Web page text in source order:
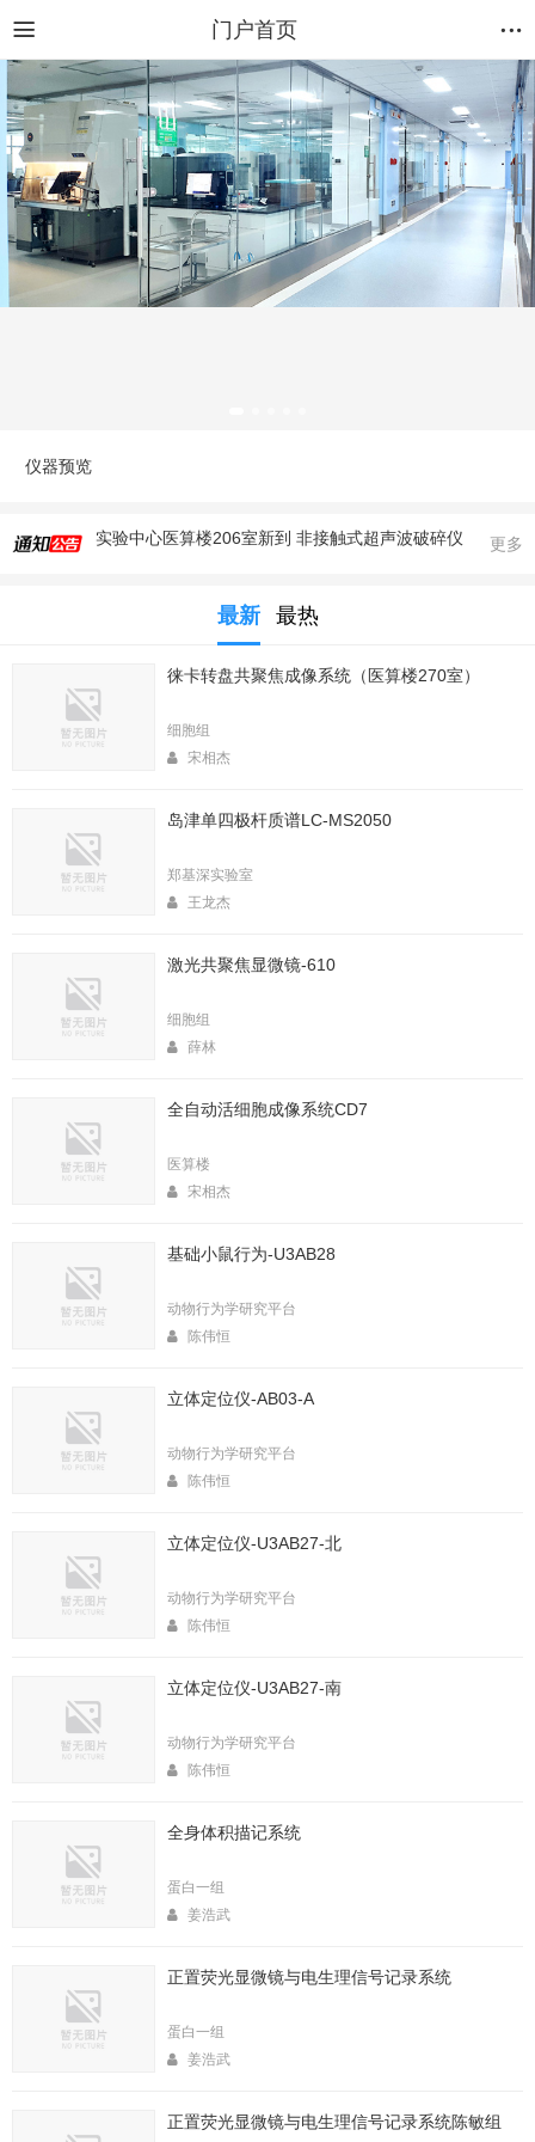
门户首页
仪器预览
2025年秋季大型仪器培训安排
生命科学实验中心2025年暑期值班表
2025年4月春季大型仪器培训安排
生命中心2025寒假值班表
生命科学实验中心2026年暑期值班表
生命科学实验中心2026年寒假值班表
更多
最新 最热
徕卡转盘共聚焦成像系统（医算楼270室）
细胞组
宋相杰
岛津单四极杆质谱LC-MS2050
郑基深实验室
王龙杰
激光共聚焦显微镜-610
细胞组
薛林
全自动活细胞成像系统CD7
医算楼
宋相杰
基础小鼠行为-U3AB28
动物行为学研究平台
陈伟恒
立体定位仪-AB03-A
动物行为学研究平台
陈伟恒
立体定位仪-U3AB27-北
动物行为学研究平台
陈伟恒
立体定位仪-U3AB27-南
动物行为学研究平台
陈伟恒
全身体积描记系统
蛋白一组
姜浩武
正置荧光显微镜与电生理信号记录系统
蛋白一组
姜浩武
正置荧光显微镜与电生理信号记录系统陈敏组